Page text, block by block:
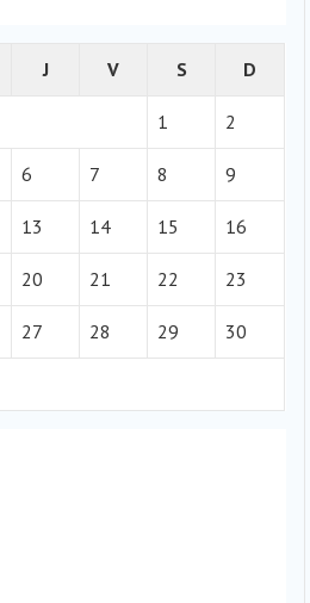
J V S D
1 2
6 7 8 9
13 14 15 16
20 21 22 23
27 28 29 30